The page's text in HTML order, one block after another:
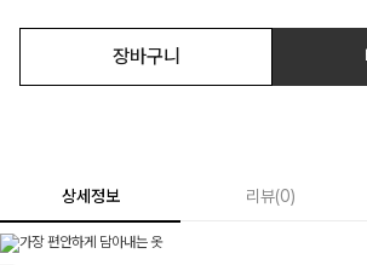
장바구니
상세정보 리뷰(0)